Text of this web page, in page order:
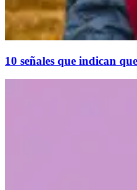
10 señales que indican